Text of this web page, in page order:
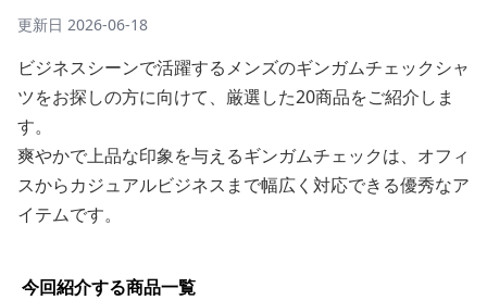
更新日 2026-06-18
ビジネスシーンで活躍するメンズのギンガムチェックシャ
ツをお探しの方に向けて、厳選した20商品をご紹介しま
す。
爽やかで上品な印象を与えるギンガムチェックは、オフィ
スからカジュアルビジネスまで幅広く対応できる優秀なア
イテムです。
今回紹介する商品一覧